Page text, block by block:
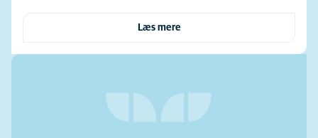
Læs mere